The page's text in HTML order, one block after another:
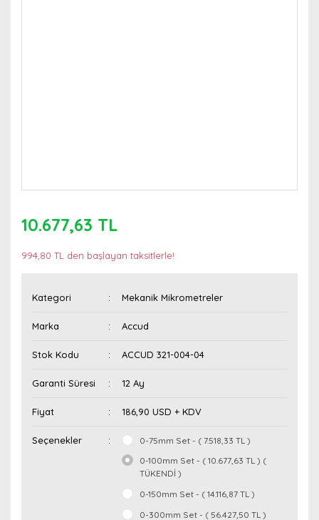
10.677,63 TL
994,80 TL den başlayan taksitlerle!
Kategori Mekanik Mikrometreler
Marka Accud
Stok Kodu ACCUD 321-004-04
Garanti Süresi 12 Ay
Fiyat 186,90 USD + KDV
Seçenekler
0-75mm Set - ( 7.518,33 TL )
0-100mm Set - ( 10.677,63 TL ) (
TÜKENDİ )
0-150mm Set - ( 14.116,87 TL )
0-300mm Set - ( 56.427,50 TL )